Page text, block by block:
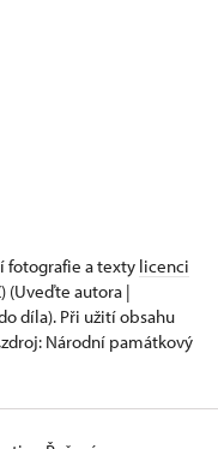
fotografie a texty licenci
(Uveďte autora |
díla). Při užití obsahu
Národní památkový